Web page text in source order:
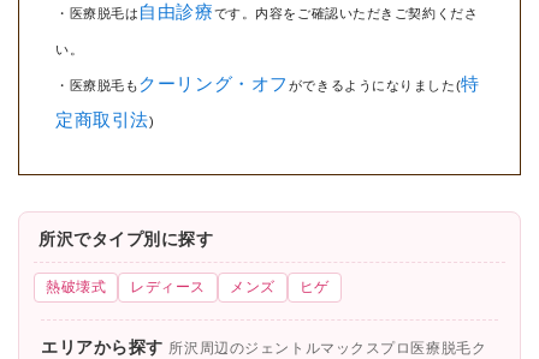
・医療脱毛は 自由診療です。内容をご確認いただきご契約くださ
い。
・医療脱毛も クーリング・オフ ができるようになりました(特
定商取引法)
所沢でタイプ別に探す
熱破壊式 レディース メンズ ヒゲ
エリアから探す 所沢周辺のジェントルマックスプロ医療脱毛ク